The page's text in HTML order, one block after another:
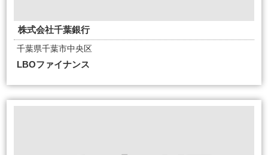
株式会社千葉銀行
千葉県千葉市中央区
LBOファイナンス